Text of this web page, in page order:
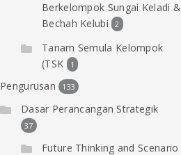
Berkelompok Sungai Keladi &
Bechah Kelubi
2
Tanam Semula Kelompok
(TSK
1
Pengurusan 133
Dasar Perancangan Strategik
37
Future Thinking and Scenario